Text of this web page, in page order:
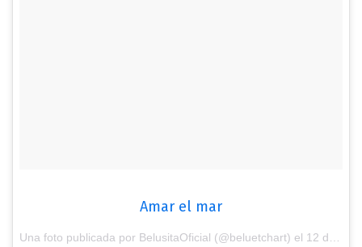
Amar el mar
Una foto publicada por BelusitaOficial (@beluetchart) el 12 de Ene de 2017 a la(s) 7:48 PST